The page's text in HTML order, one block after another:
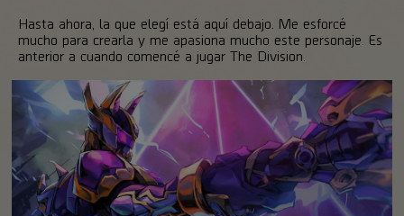
Hasta ahora, la que elegí está aquí debajo. Me esforcé
mucho para crearla y me apasiona mucho este personaje. Es
anterior a cuando comencé a jugar The Division.